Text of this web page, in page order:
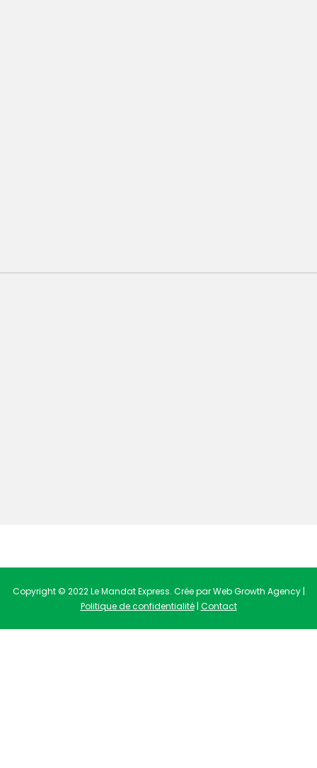
Copyright © 2022 Le Mandat Express. Crée par Web Growth Agency |
Politique de confidentialité| Contact